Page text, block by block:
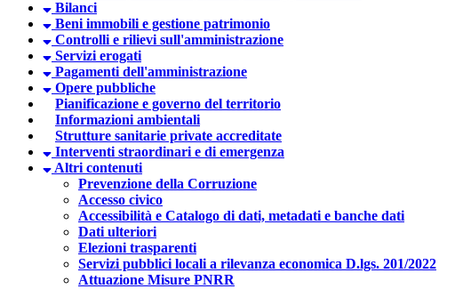
Bilanci
Beni immobili e gestione patrimonio
Controlli e rilievi sull'amministrazione
Servizi erogati
Pagamenti dell'amministrazione
Opere pubbliche
Pianificazione e governo del territorio
Informazioni ambientali
Strutture sanitarie private accreditate
Interventi straordinari e di emergenza
Altri contenuti
Prevenzione della Corruzione
Accesso civico
Accessibilità e Catalogo di dati, metadati e banche dati
Dati ulteriori
Elezioni trasparenti
Servizi pubblici locali a rilevanza economica D.lgs. 201/2022
Attuazione Misure PNRR